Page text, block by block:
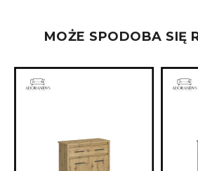
MOŻE SPODOBA SIĘ